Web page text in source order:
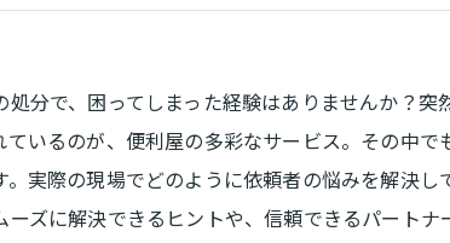
分で、困ってしまった経験はありませんか？
ているのが、便利屋の多彩なサービス。その中
実際の現場でどのように依頼者の悩みを解決
ズに解決できるヒントや、信頼できるパートナ